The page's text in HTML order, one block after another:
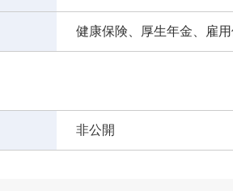
健康保険、厚生年金、雇
非公開